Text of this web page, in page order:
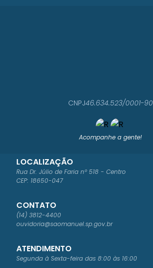
Acompanhe a gente!
LOCALIZAÇÃO
Rua Dr. Júlio de Faria nº 518 - Centro
CEP: 18650-047
CONTATO
(14) 3812-4400
ouvidoria@saomanuel.sp.gov.br
ATENDIMENTO
Segunda à Sexta-feira das 8:00 às 16:00
CNPJ46.634.523/0001-90